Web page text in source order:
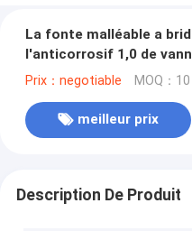
La fonte malléable a
l'anticorrosif 1,0 de
Prix：negotiable MOQ：
meilleur prix
Description De Produit